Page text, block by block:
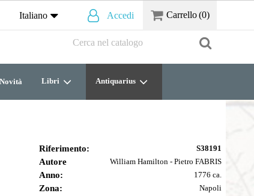
Italiano Accedi Carrello(0)
Novità Libri Antiquarius
Riferimento: S38191
Autore William Hamilton - Pietro FABRIS
Anno: 1776 ca.
Zona: Napoli